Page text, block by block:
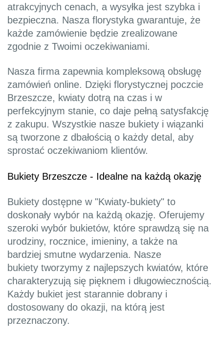
atrakcyjnych cenach, a wysyłka jest szybka i
bezpieczna. Nasza florystyka gwarantuje, że
każde zamówienie będzie zrealizowane
zgodnie z Twoimi oczekiwaniami.
Nasza firma zapewnia kompleksową obsługę
zamówień online. Dzięki florystycznej poczcie
Brzeszcze, kwiaty dotrą na czas i w
perfekcyjnym stanie, co daje pełną satysfakcję
z zakupu. Wszystkie nasze bukiety i wiązanki
są tworzone z dbałością o każdy detal, aby
sprostać oczekiwaniom klientów.
Bukiety Brzeszcze - Idealne na każdą okazję
Bukiety dostępne w "Kwiaty-bukiety" to
doskonały wybór na każdą okazję. Oferujemy
szeroki wybór bukietów, które sprawdzą się na
urodziny, rocznice, imieniny, a także na
bardziej smutne wydarzenia. Nasze
bukiety tworzymy z najlepszych kwiatów, które
charakteryzują się pięknem i długowiecznością.
Każdy bukiet jest starannie dobrany i
dostosowany do okazji, na którą jest
przeznaczony.